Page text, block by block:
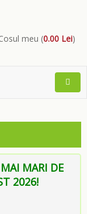
meu (0.00 Lei)
Open
MARI DE
2026!